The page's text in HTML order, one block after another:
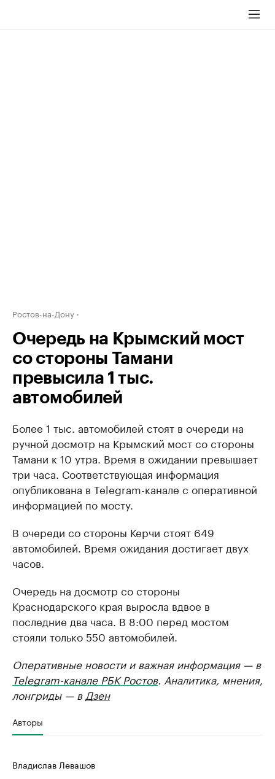
Ростов-на-Дону
Очередь на Крымский мост
со стороны Тамани
превысила 1 тыс.
автомобилей
Более 1 тыс. автомобилей стоят в очереди на
ручной досмотр на Крымский мост со стороны
Тамани к 10 утра. Время в ожидании превышает
три часа. Соответствующая информация
опубликована в Telegram-канале с оперативной
информацией по мосту.
В очереди со стороны Керчи стоят 649
автомобилей. Время ожидания достигает двух
часов.
Очередь на досмотр со стороны
Краснодарского края выросла вдвое в
последние два часа. В 8:00 перед мостом
стояли только 550 автомобилей.
Оперативные новости и важная информация — в
Telegram-канале РБК Ростов. Аналитика, мнения,
лонгриды — в Дзен
Авторы
Владислав Левашов